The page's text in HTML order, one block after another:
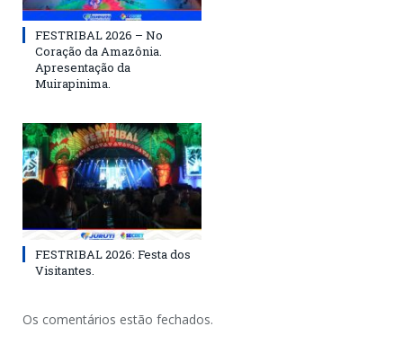
FESTRIBAL 2026 – No
Coração da Amazônia.
Apresentação da
Muirapinima.
FESTRIBAL 2026: Festa dos
Visitantes.
Os comentários estão fechados.